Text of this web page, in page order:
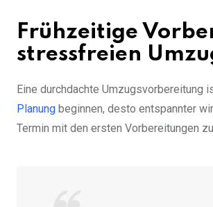
Frühzeitige
stressfreien
Eine durchdachte Umzugsvorbereitung
Planung beginnen, desto entspannter
Termin mit den ersten Vorbereitungen